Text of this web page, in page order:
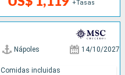
+Tasas
Nápoles 14/10/2027
Comidas incluidas